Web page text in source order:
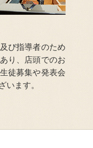
び指導者のため
り、店頭でのお
徒募集や発表会
います。